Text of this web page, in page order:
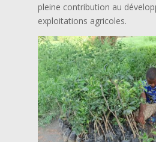
pleine contribution au
exploitations agricoles.